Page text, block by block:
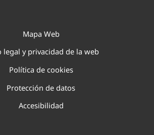
Mapa Web
legal y privacidad de la web
Política de cookies
Protección de datos
Accesibilidad